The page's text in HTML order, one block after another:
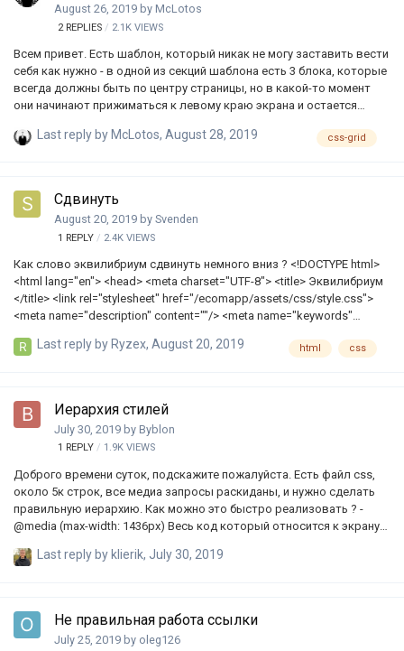
August 26, 2019 by McLotos
2 REPLIES 2.1K VIEWS
Всем привет. Есть шаблон, который никак не могу заставить вести
себя как нужно - в одной из секций шаблона есть 3 блока, которые
всегда должны быть по центру страницы, но в какой-то момент
они начинают прижиматься к левому краю экрана и остается
навязчивое желание не использовать @media думаю код объяснит
какой-то момент блоки просто приклеиваются к левому краю, а
нужно чтобы все три блока, стоя рядом были точно по середине
страницы в качестве простого решения, можно добавить @med…
Last reply byMcLotos, August 28, 2019 css-grid
Сдвинуть
August 20, 2019 by Svenden
1 REPLY 2.4K VIEWS
Как слово эквилибриум сдвинуть немного вниз ? <!DOCTYPE html>
<html lang="en"> <head> <meta charset="UTF-8"> <title> Эквилибриум
</title> <link rel="stylesheet" href="/ecomapp/assets/css/style.css">
<meta name="description" content=""/> <meta name="keywords"
href="https://stackpath.bootstrapcdn.com/bootstrap/4.1.1/css/bootstr
class="collapse navbar-collapse" id="bs-example-navbar-c…
Last reply by Ryzex, August 20, 2019 html css
Иерархия стилей
July 30, 2019 by Byblon
1 REPLY 1.9K VIEWS
Доброго времени суток, подскажите пожалуйста. Есть файл css,
около 5к строк, все медиа запросы раскиданы, и нужно сделать
правильную иерархию. Как можно это быстро реализовать ? -
@media (max-width: 1436px) Весь код который относится к экрану
экрану 992px- @media (max-width: 767px)Весь код который
Last reply by klierik, July 30, 2019
Не правильная работа ссылки
July 25, 2019 by oleg126